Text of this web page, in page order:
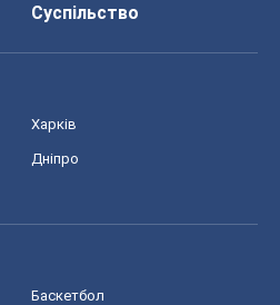
Суспільство
Харків
Дніпро
Баскетбол